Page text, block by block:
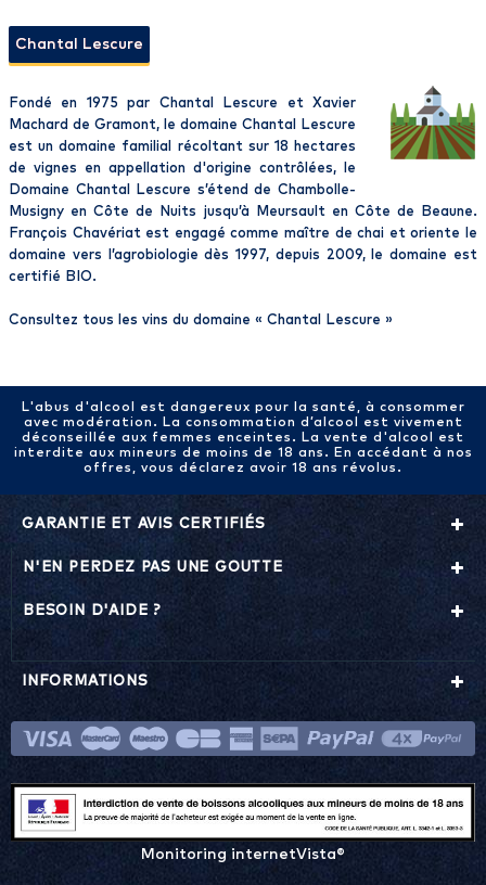
Chantal Lescure
Fondé en 1975 par Chantal Lescure et Xavier
Machard de Gramont, le domaine Chantal Lescure
est un domaine familial récoltant sur 18 hectares
de vignes en appellation d'origine contrôlées, le
Domaine Chantal Lescure s’étend de Chambolle-
Musigny en Côte de Nuits jusqu’à Meursault en Côte de Beaune.
François Chavériat est engagé comme maître de chai et oriente le
domaine vers l’agrobiologie dès 1997, depuis 2009, le domaine est
certifié BIO.
Consultez tous les vins du domaine « Chantal Lescure »
L'abus d'alcool est dangereux pour la santé, à consommer
avec modération. La consommation d’alcool est vivement
déconseillée aux femmes enceintes. La vente d'alcool est
interdite aux mineurs de moins de 18 ans. En accédant à nos
offres, vous déclarez avoir 18 ans révolus.
GARANTIE ET AVIS CERTIFIÉS
N'EN PERDEZ PAS UNE GOUTTE
BESOIN D'AIDE ?
INFORMATIONS
Monitoring internetVista®